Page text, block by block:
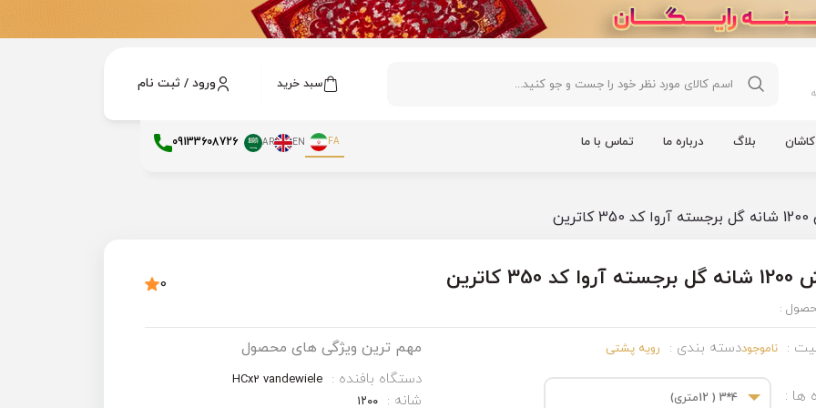
سبد خرید ورود / ثبت نام
بلاگ درباره ما تماس با ما FA
EN
AR
09133608726
350 کاترین 0
:
: ناموجوددسته بندی : رویه پشتی
ها : 4*3 ( 12متری)
مهم ترین ویژگی های محصول
دستگاه بافنده : HCx2 vandewiele
شانه : ۱۲۰۰